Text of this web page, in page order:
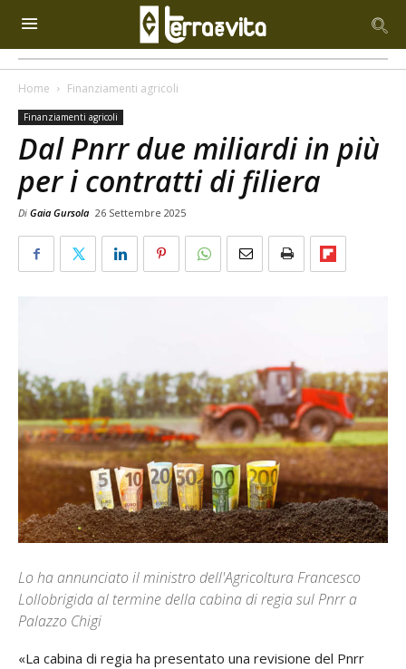
Home Finanziamenti agricoli
Finanziamenti agricoli
Dal Pnrr due miliardi in più
per i contratti di filiera
Di Gaia Gursola 26 Settembre 2025
Lo ha annunciato il ministro dell'Agricoltura Francesco
Lollobrigida al termine della cabina di regia sul Pnrr a
Palazzo Chigi
«La cabina di regia ha presentato una revisione del Pnrr